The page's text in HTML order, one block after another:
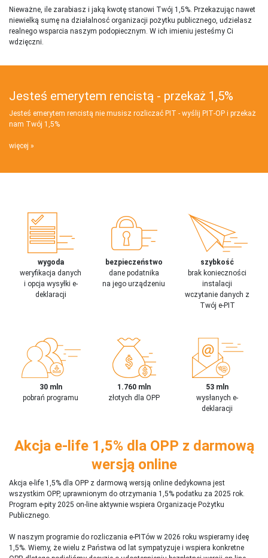
Nieważne, ile zarabiasz i jaką kwotę stanowi Twój 1,5%. Przekazując nawet
niewielką sumę na działalnosć organizacji pożytku publicznego, udzielasz
realnego wsparcia naszym podopiecznym. W ich imieniu jesteśmy Ci
wdzięczni.
Jesteś emerytem rencistą - przekaż 1,5%
Jesteś emerytem rencistą nie musisz rozliczać PIT - wyślij PIT‑OP i przekaż
nam Twój 1,5%
więcej
wygoda
weryfikacja danych
i opcja wysyłki e-
deklaracji
bezpieczeństwo
dane podatnika
na jego urządzeniu
szybkość
brak konieczności
instalacji
wczytanie danych z
Twój e-PIT
30 mln
pobrań programu
1.760 mln
złotych dla OPP
53 mln
wysłanych e-
deklaracji
Akcja e-life 1,5% dla OPP z darmową
wersją online
Akcja e-life 1,5% dla OPP z darmową wersją online dedykowna jest
wszystkim OPP, uprawnionym do otrzymania 1,5% podatku za 2025 rok.
Program e-pity 2025 on-line aktywnie wspiera Organizacje Pożytku
Publicznego.
W naszym programie do rozliczania e-PITów w 2026 roku wspieramy ideę
1,5%. Wiemy, że wielu z Państwa od lat sympatyzuje i wspiera konkretne